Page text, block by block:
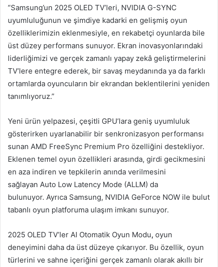
“Samsung’un 2025 OLED TV’leri, NVIDIA G-SYNC
uyumluluğunun ve şimdiye kadarki en gelişmiş oyun
özelliklerimizin eklenmesiyle, en rekabetçi oyunlarda bile
üst düzey performans sunuyor. Ekran inovasyonlarındaki
liderliğimizi ve gerçek zamanlı yapay zekâ geliştirmelerini
TV’lere entegre ederek, bir savaş meydanında ya da farklı
ortamlarda oyuncuların bir ekrandan beklentilerini yeniden
tanımlıyoruz.”
Yeni ürün yelpazesi, çeşitli GPU’lara geniş uyumluluk
gösterirken uyarlanabilir bir senkronizasyon performansı
sunan AMD FreeSync Premium Pro özelliğini destekliyor.
Eklenen temel oyun özellikleri arasında, girdi gecikmesini
en aza indiren ve tepkilerin anında verilmesini
sağlayan Auto Low Latency Mode (ALLM) da
bulunuyor. Ayrıca Samsung, NVIDIA GeForce NOW ile bulut
tabanlı oyun platforuma ulaşım imkanı sunuyor.
2025 OLED TV’ler AI Otomatik Oyun Modu, oyun
deneyimini daha da üst düzeye çıkarıyor. Bu özellik, oyun
türlerini ve sahne içeriğini gerçek zamanlı olarak akıllı bir